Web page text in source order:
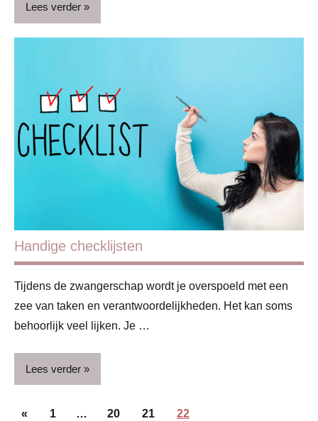
Lees verder
Ziekte
&
kwalen
Handige checklijsten
Tijdens de zwangerschap wordt je overspoeld met een
zee van taken en verantwoordelijkheden. Het kan soms
behoorlijk veel lijken. Je …
Lees verder
Handig
Berichten
«Vorige
1 … 20 21 22